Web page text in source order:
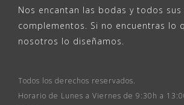
Nos encantan las bodas y todos sus
complementos. Si no encuentras lo
nosotros lo diseñamos.
Todos los derechos reservados.
Horario de Lunes a Viernes de 9:30h a